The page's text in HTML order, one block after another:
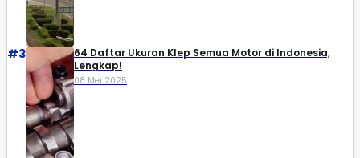
#3
64 Daftar Ukuran Klep Semua Motor di Indonesia,
Lengkap!
08 Mei 2025